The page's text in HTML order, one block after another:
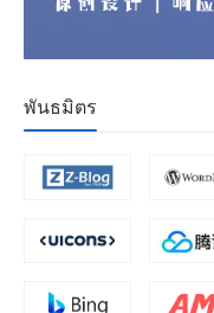
พันธมิตร